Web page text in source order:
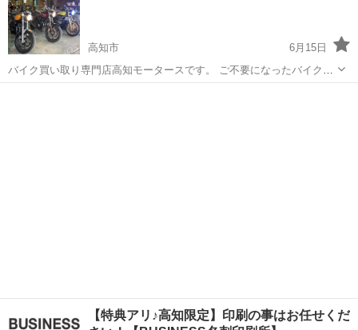
場合、「特定空き家」に...
高知市
6月15日
バイク買い取り専門店高知モータースです。 ご不要になったバイクを
引き取り買い取りさせて頂きます。 バイクであれば処分料等を頂くこ
【特典アリ♪高知限定】印刷の事はお任せくだ